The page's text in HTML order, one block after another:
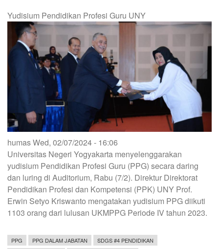
Yudisium Pendidikan Profesi Guru UNY
humasWed, 02/07/2024 - 16:06
Universitas Negeri Yogyakarta menyelenggarakan
yudisium Pendidikan Profesi Guru (PPG) secara daring
dan luring di Auditorium, Rabu (7/2). Direktur Direktorat
Pendidikan Profesi dan Kompetensi (PPK) UNY Prof.
Erwin Setyo Kriswanto mengatakan yudisium PPG diikuti
1103 orang dari lulusan UKMPPG Periode IV tahun 2023.
PPG PPG DALAM JABATAN
SDGS #4 PENDIDIKAN